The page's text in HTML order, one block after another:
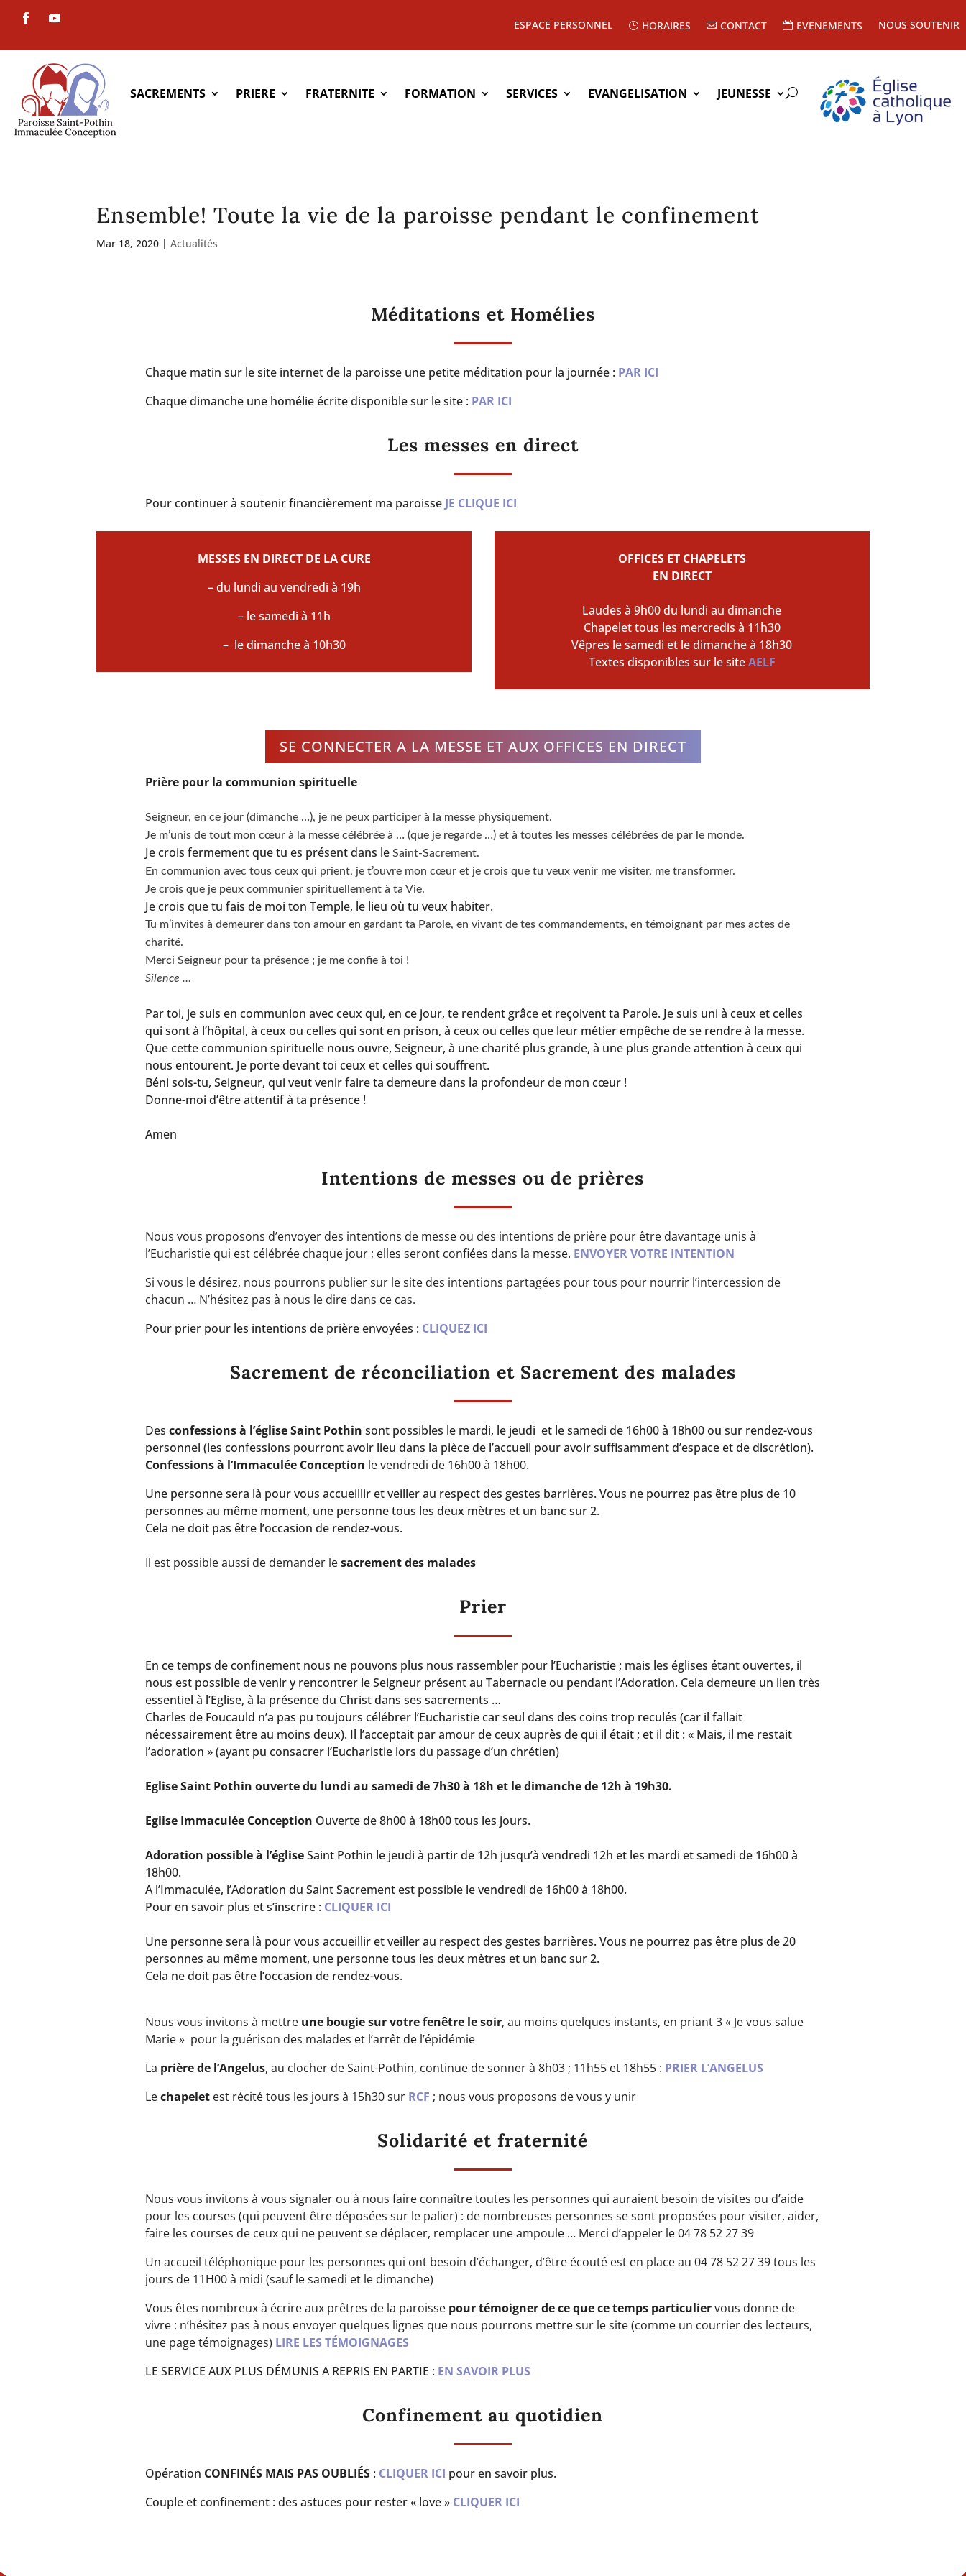
ESPACE PERSONNEL HORAIRES CONTACT EVENEMENTS NOUS SOUTENIR
SACREMENTS PRIERE FRATERNITE FORMATION SERVICES EVANGELISATION JEUNESSE
Ensemble! Toute la vie de la paroisse pendant le confinement
Mar 18, 2020 |Actualités
Méditations et Homélies
Chaque matin sur le site internet de la paroisse une petite méditation pour la journée : PAR ICI
Chaque dimanche une homélie écrite disponible sur le site : PAR ICI
Les messes en direct
Pour continuer à soutenir financièrement ma paroisseJE CLIQUE ICI
MESSES EN DIRECT DE LA CURE
– du lundi au vendredi à 19h
– le samedi à 11h
– le dimanche à 10h30
OFFICES ET CHAPELETS
EN DIRECT
Laudes à 9h00 du lundi au dimanche
Chapelet tous les mercredis à 11h30
Vêpres le samedi et le dimanche à 18h30
Textes disponibles sur le siteAELF
SE CONNECTER A LA MESSE ET AUX OFFICES EN DIRECT
Prière pour la communion spirituelle
Seigneur, en ce jour (dimanche …), je ne peux participer à la messe physiquement.
Je m’unis de tout mon cœur à la messe célébrée à … (que je regarde …) et à toutes les messes célébrées de par le monde.
Je crois fermement que tu es présent dans le Saint-Sacrement.
En communion avec tous ceux qui prient, je t’ouvre mon cœur et je crois que tu veux venir me visiter, me transformer.
Je crois que je peux communier spirituellement à ta Vie.
Je crois que tu fais de moi ton Temple, le lieu où tu veux habiter.
Tu m’invites à demeurer dans ton amour en gardant ta Parole, en vivant de tes commandements, en témoignant par mes actes de
charité.
Merci Seigneur pour ta présence ; je me confie à toi !
Silence …
Par toi, je suis en communion avec ceux qui, en ce jour, te rendent grâce et reçoivent ta Parole. Je suis uni à ceux et celles
qui sont à l’hôpital, à ceux ou celles qui sont en prison, à ceux ou celles que leur métier empêche de se rendre à la messe.
Que cette communion spirituelle nous ouvre, Seigneur, à une charité plus grande, à une plus grande attention à ceux qui
nous entourent. Je porte devant toi ceux et celles qui souffrent.
Béni sois-tu, Seigneur, qui veut venir faire ta demeure dans la profondeur de mon cœur !
Donne-moi d’être attentif à ta présence !
Amen
Intentions de messes ou de prières
Nous vous proposons d’envoyer des intentions de messe ou des intentions de prière pour être davantage unis à
l’Eucharistie qui est célébrée chaque jour ; elles seront confiées dans la messe. ENVOYER VOTRE INTENTION
Si vous le désirez, nous pourrons publier sur le site des intentions partagées pour tous pour nourrir l’intercession de
chacun … N’hésitez pas à nous le dire dans ce cas.
Pour prier pour les intentions de prière envoyées : CLIQUEZ ICI
Sacrement de réconciliation et Sacrement des malades
Des confessions à l’église Saint Pothin sont possibles le mardi, le jeudi et le samedi de 16h00 à 18h00 ou sur rendez-vous
personnel (les confessions pourront avoir lieu dans la pièce de l’accueil pour avoir suffisamment d’espace et de discrétion).
Confessions à l’Immaculée Conception le vendredi de 16h00 à 18h00.
Une personne sera là pour vous accueillir et veiller au respect des gestes barrières. Vous ne pourrez pas être plus de 10
personnes au même moment, une personne tous les deux mètres et un banc sur 2.
Cela ne doit pas être l’occasion de rendez-vous.
Il est possible aussi de demander lesacrement des malades
Prier
En ce temps de confinement nous ne pouvons plus nous rassembler pour l’Eucharistie ; mais les églises étant ouvertes, il
nous est possible de venir y rencontrer le Seigneur présent au Tabernacle ou pendant l’Adoration. Cela demeure un lien très
essentiel à l’Eglise, à la présence du Christ dans ses sacrements …
Charles de Foucauld n’a pas pu toujours célébrer l’Eucharistie car seul dans des coins trop reculés (car il fallait
nécessairement être au moins deux). Il l’acceptait par amour de ceux auprès de qui il était ; et il dit : « Mais, il me restait
l’adoration » (ayant pu consacrer l’Eucharistie lors du passage d’un chrétien)
Eglise Saint Pothin ouverte du lundi au samedi de 7h30 à 18h et le dimanche de 12h à 19h30.
Eglise Immaculée Conception Ouverte de 8h00 à 18h00 tous les jours.
Adoration possible à l’égliseSaint Pothin le jeudi à partir de 12h jusqu’à vendredi 12h et les mardi et samedi de 16h00 à
18h00.
A l’Immaculée, l’Adoration du Saint Sacrement est possible le vendredi de 16h00 à 18h00.
Pour en savoir plus et s’inscrire : CLIQUER ICI
Une personne sera là pour vous accueillir et veiller au respect des gestes barrières. Vous ne pourrez pas être plus de 20
personnes au même moment, une personne tous les deux mètres et un banc sur 2.
Cela ne doit pas être l’occasion de rendez-vous.
Nous vous invitons à mettre une bougie sur votre fenêtre le soir, au moins quelques instants, en priant 3 « Je vous salue
Marie » pour la guérison des malades et l’arrêt de l’épidémie
La prière de l’Angelus, au clocher de Saint-Pothin, continue de sonner à 8h03 ; 11h55 et 18h55 : PRIER L’ANGELUS
Lechapeletest récité tous les jours à 15h30 sur RCF ; nous vous proposons de vous y unir
Solidarité et fraternité
Nous vous invitons à vous signaler ou à nous faire connaître toutes les personnes qui auraient besoin de visites ou d’aide
pour les courses (qui peuvent être déposées sur le palier) : de nombreuses personnes se sont proposées pour visiter, aider,
faire les courses de ceux qui ne peuvent se déplacer, remplacer une ampoule … Merci d’appeler le 04 78 52 27 39
Un accueil téléphonique pour les personnes qui ont besoin d’échanger, d’être écouté est en place au 04 78 52 27 39 tous les
jours de 11H00 à midi (sauf le samedi et le dimanche)
Vous êtes nombreux à écrire aux prêtres de la paroisse pour témoigner de ce que ce temps particuliervous donne de
vivre : n’hésitez pas à nous envoyer quelques lignes que nous pourrons mettre sur le site (comme un courrier des lecteurs,
une page témoignages) LIRE LES TÉMOIGNAGES
LE SERVICE AUX PLUS DÉMUNIS A REPRIS EN PARTIE : EN SAVOIR PLUS
Confinement au quotidien
Opération CONFINÉS MAIS PAS OUBLIÉS: CLIQUER ICI pour en savoir plus.
Couple et confinement : des astuces pour rester « love » CLIQUER ICI